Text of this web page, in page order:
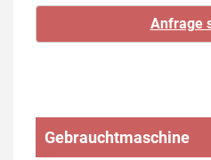
Gebrauchtmaschine